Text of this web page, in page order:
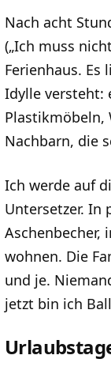
Nach acht
(„Ich muss
Ferienhaus.
Idylle versteht:
Plastikmöbeln,
Nachbarn, die
Ich werde auf
Untersetzer. In
Aschenbecher,
wohnen. Die
und je.
jetzt bin ich